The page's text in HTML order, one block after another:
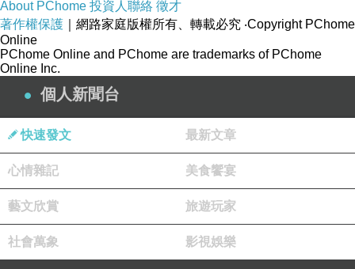
About PChome 投資人聯絡 徵才
著作權保護 ｜網路家庭版權所有、轉載必究 ‧Copyright PChome
Online
PChome Online and PChome are trademarks of PChome
Online Inc.
個人新聞台
快速發文 最新文章
心情雜記 美食饗宴
藝文欣賞 旅遊玩家
社會萬象 影視娛樂